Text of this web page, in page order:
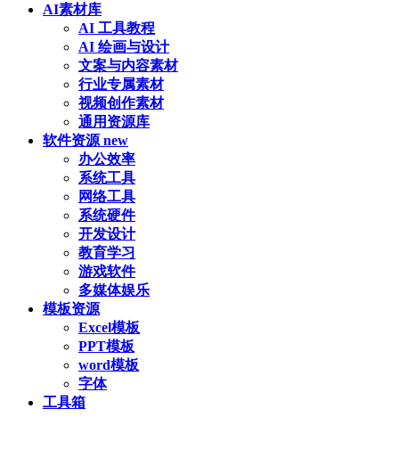
AI素材库
AI 工具教程
AI 绘画与设计
文案与内容素材
行业专属素材
视频创作素材
通用资源库
软件资源 new
办公效率
系统工具
网络工具
系统硬件
开发设计
教育学习
游戏软件
多媒体娱乐
模板资源
Excel模板
PPT模板
word模板
字体
工具箱